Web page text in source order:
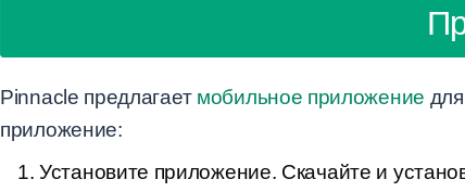
Pinnacle предлагает мобильное приложение
приложение:
Установите приложение. Скачайте и